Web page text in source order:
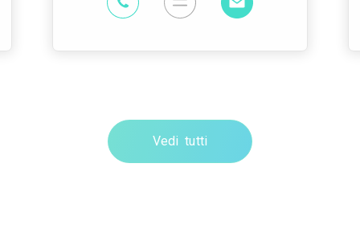
Vedi tutti